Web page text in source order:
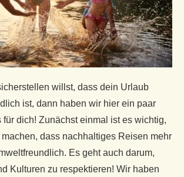
willst, dass dein Urlaub
ist, dann haben wir hier ein paar
für dich! Zunächst einmal ist es wichtig,
dass nachhaltiges Reisen mehr
Es geht auch darum,
Kulturen zu respektieren! Wir haben